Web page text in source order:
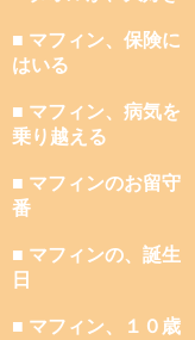
■ マフィン、保険に
はいる
■ マフィン、病気を
乗り越える
■ マフィンのお留守
番
■ マフィンの、誕生
日
■ マフィン、１０歳